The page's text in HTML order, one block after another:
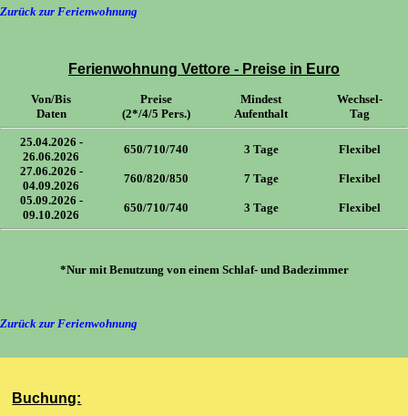
Zurück zur Ferienwohnung
Ferienwohnung Vettore - Preise in Euro
Von/Bis Preise Mindest
Wechsel-
Daten
(2*/4/5 Pers.) Aufenthalt Tag
25.04.2026 -
26.06.2026
650/710/740 3 Tage
Flexibel
27.06.2026 -
04.09.2026
760/820/850 7 Tage
Flexibel
05.09.2026 -
09.10.2026
650/710/740 3 Tage Flexibel
*Nur mit Benutzung von einem Schlaf- und Badezimmer
Zurück zur Ferienwohnung
Buchung: